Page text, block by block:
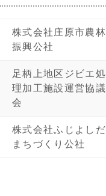
株式会社庄原市農林
振興公社
足柄上地区ジビエ処
理加工施設運営協議
会
株式会社ふじよしだ
まちづくり公社